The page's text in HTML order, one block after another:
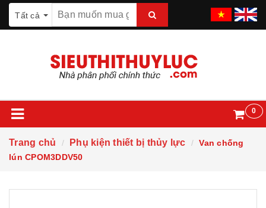
Tất cả
0
Trang chủ Phụ kiện thiết bị thủy lực
Van chống
lún CPOM3DDV50